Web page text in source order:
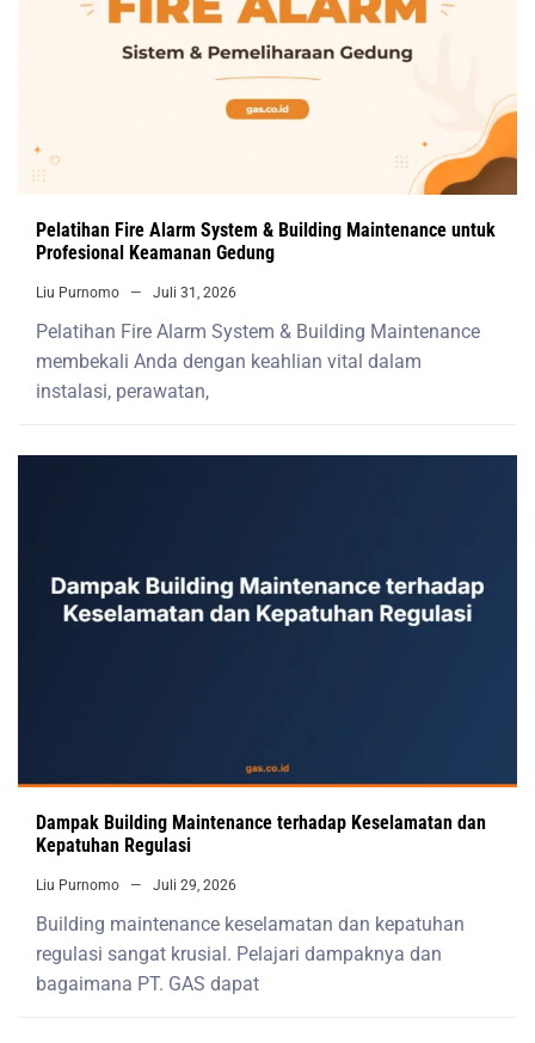
Pelatihan Fire Alarm System & Building Maintenance untuk
Profesional Keamanan Gedung
Liu Purnomo Juli 31, 2026
Pelatihan Fire Alarm System & Building Maintenance
membekali Anda dengan keahlian vital dalam
instalasi, perawatan,
Dampak Building Maintenance terhadap Keselamatan dan
Kepatuhan Regulasi
Liu Purnomo Juli 29, 2026
Building maintenance keselamatan dan kepatuhan
regulasi sangat krusial. Pelajari dampaknya dan
bagaimana PT. GAS dapat